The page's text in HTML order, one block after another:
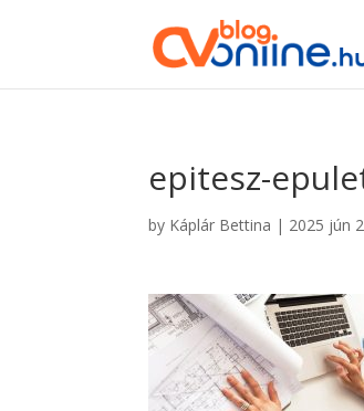
epitesz-
by Káplár Bettina | 2025 jún